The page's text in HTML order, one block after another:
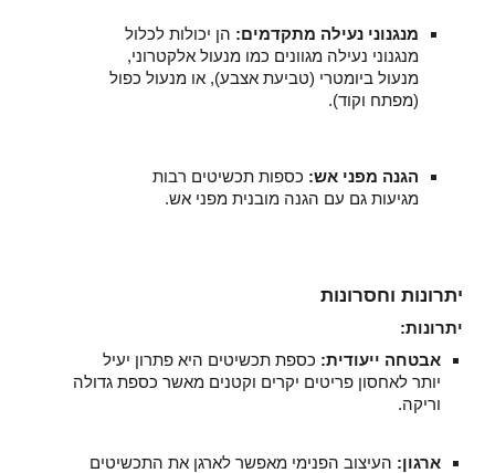
מנגנוני נעילה מתקדמים: הן יכולות לכלול
מנגנוני נעילה מגוונים כמו מנעול אלקטרוני,
מנעול ביומטרי (טביעת אצבע), או מנעול כפול
(מפתח וקוד).
הגנה מפני אש: כספות תכשיטים רבות
מגיעות גם עם הגנה מובנית מפני אש.
יתרונות וחסרונות
יתרונות:
אבטחה ייעודית: כספת תכשיטים היא פתרון יעיל
יותר לאחסון פריטים יקרים וקטנים מאשר כספת גדולה
וריקה.
ארגון: העיצוב הפנימי מאפשר לארגן את התכשיטים